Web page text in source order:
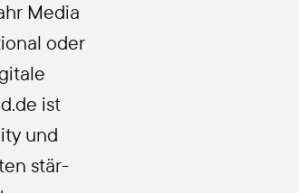
Media
oder
ist
und
stär­